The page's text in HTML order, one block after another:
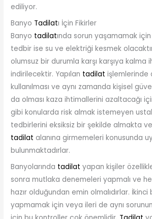
ediliyor.
Banyo Tadilatı İçin Fikirler
Banyo tadilatında sorun yaşamamak
tedbir ise su ve elektriği kesmek
olumsuz bir durumla karşı karşıya kalma
indirilecektir. Yapılan tadilat işlemlerinde
kullanılması ve aynı zamanda kişisel
da olması kaza ihtimallerini azaltacağı
gibi konularda risk almak istemeyen
tedbirlerini eksiksiz bir şekilde almakta
tadilat alanına girmemeleri konusunda
bulunmaktadırlar.
Banyolarında tadilat yapan kişiler
sonra mutlaka denemeleri yapmalı ve
hazır olduğundan emin olmalıdırlar. İkinci
yapmamak için veya ileri de aynı